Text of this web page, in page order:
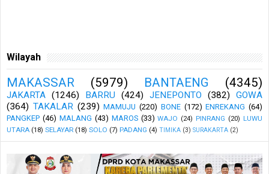
Wilayah
MAKASSAR (5979) BANTAENG (4345)
JAKARTA (1246) BARRU (424) JENEPONTO (382)
GOWA
(364) TAKALAR (239) MAMUJU (220) BONE (172) ENREKANG (64)
PANGKEP (46) MALANG (43) MAROS (33) WAJO (24) PINRANG (20) LUWU
UTARA (18) SELAYAR (18) SOLO (7) PADANG (4) TIMIKA (3) SURAKARTA (2)